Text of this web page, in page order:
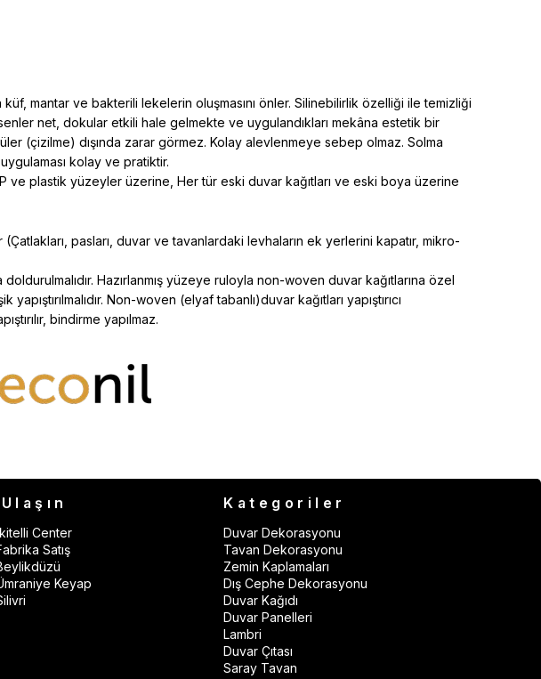
mantar ve bakterili lekelerin oluşmasını önler. Silinebilirlik özelliği ile temizliği
net, dokular etkili hale gelmekte ve uygulandıkları mekâna estetik bir
(çizilme) dışında zarar görmez. Kolay alevlenmeye sebep olmaz. Solma
kolay ve pratiktir.
ve plastik yüzeyler üzerine, Her tür eski duvar kağıtları ve eski boya üzerine
pasları, duvar ve tavanlardaki levhaların ek yerlerini kapatır, mikro-
Hazırlanmış yüzeye ruloyla non-woven duvar kağıtlarına özel
yapıştırılmalıdır. Non-woven (elyaf tabanlı)duvar kağıtları yapıştırıcı
bindirme yapılmaz.
Center
Satış
Keyap
Kategoriler
Duvar Dekorasyonu
Tavan Dekorasyonu
Zemin Kaplamaları
Dış Cephe Dekorasyonu
Duvar Kağıdı
Duvar Panelleri
Lambri
Duvar Çıtası
Saray Tavan